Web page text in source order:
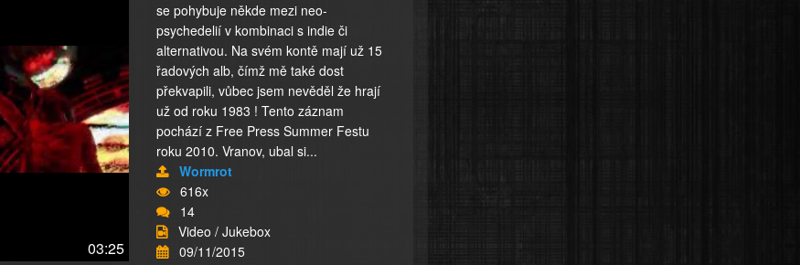
03:25
se pohybuje někde mezi neo-
psychedelií v kombinaci s indie či
alternativou. Na svém kontě mají už 15
řadových alb, čímž mě také dost
překvapili, vůbec jsem nevěděl že hrají
už od roku 1983 ! Tento záznam
pochází z Free Press Summer Festu
roku 2010. Vranov, ubal si...
Wormrot
616x
14
Video / Jukebox
09/11/2015